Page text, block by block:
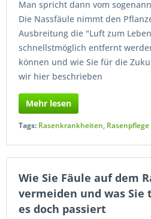
Man spricht dann vom
Die Nassfäule nimmt den
Ausbreitung die "Luft zum
schnellstmöglich entfernt
können und wie Sie für die
wir hier beschrieben
Mehr lesen
Tags: Rasenkrankheiten, Rasenpflege
Wie Sie Fäule auf dem
vermeiden und was Sie
es doch passiert